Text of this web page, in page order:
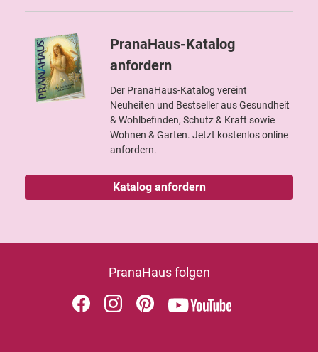
PranaHaus-Katalog
anfordern
Der PranaHaus-Katalog vereint
Neuheiten und Bestseller aus Gesundheit
& Wohlbefinden, Schutz & Kraft sowie
Wohnen & Garten. Jetzt kostenlos online
anfordern.
Katalog anfordern
PranaHaus folgen